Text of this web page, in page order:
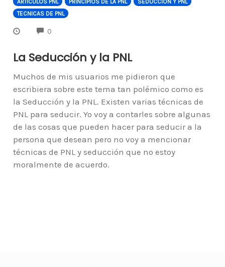
ARTICULOS PNL PRINCIPIOS DE LA PNL
SEDUCCIÓN Y PNL
TECNICAS DE PNL
0
La Seducción y la PNL
Muchos de mis usuarios me pidieron que
escribiera sobre este tema tan polémico como es
la Seducción y la PNL. Existen varias técnicas de
PNL para seducir. Yo voy a contarles sobre algunas
de las cosas que pueden hacer para seducir a la
persona que desean pero no voy a mencionar
técnicas de PNL y seducción que no estoy
moralmente de acuerdo.